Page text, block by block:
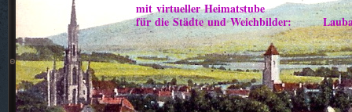
mit virtueller Heimatstube
für die Städte und Weichbilder: Lauban -